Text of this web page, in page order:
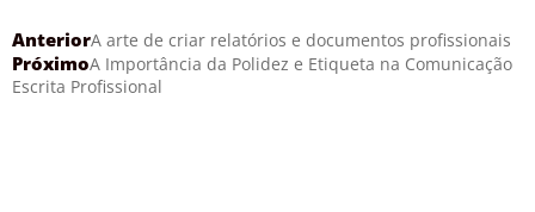
AnteriorA arte de criar relatórios e documentos profissionais
PróximoA Importância da Polidez e Etiqueta na Comunicação
Escrita Profissional